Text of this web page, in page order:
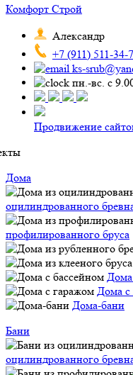
Комфорт Строй
Александр
+7 (911) 511-34-
ks-
пн.-вс. с
Продвижение
Дома
оцилиндрованного
профилированного бруса
Дома
Дома с
Дома-бани
Бани
оцилиндрованного